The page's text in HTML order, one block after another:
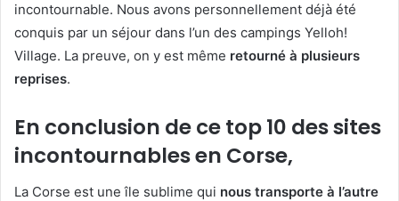
incontournable. Nous avons personnellement déjà été
conquis par un séjour dans l’un des campings Yelloh!
Village. La preuve, on y est même retourné à plusieurs
reprises.
En conclusion de ce top 10 des sites
incontournables en Corse,
La Corse est une île sublime qui nous transporte à l’autre